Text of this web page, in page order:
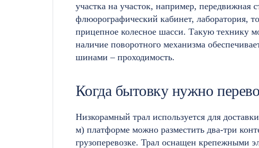
участка на участок, например, передвижная
флюорографический кабинет, лаборатория,
прицепное колесное шасси. Такую технику
наличие поворотного механизма
шинами – проходимость.
Когда бытовку нужно
Низкорамный трал используется для
м) платформе можно разместить два-три
грузоперевозке. Трал оснащен крепежными